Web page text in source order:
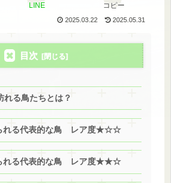
LINE コピー
2025.03.22 2025.05.31
目次
れる鳥たちとは？
れる代表的な鳥 レア度★☆☆
れる代表的な鳥 レア度★★☆